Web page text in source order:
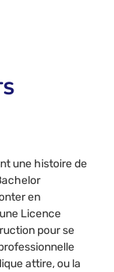
une histoire de
en
Licence
pour se
attire, ou la